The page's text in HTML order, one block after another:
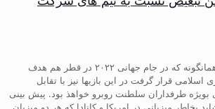
گودرز اقتداری: تیم ملی همانگونه که در جام جهانی ۲۰۲۲ در قطر هم هدف
قرار گرفت در این بازیها نیز با تقابل
بویژه طرفداران سلطنت روبرو خواهذ بود. پیش بینی